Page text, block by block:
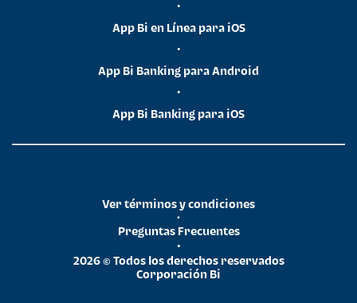
•
App Bi en Línea para iOS
•
App Bi Banking para Android
•
App Bi Banking para iOS
2026 © Todos los derechos reservados
Corporación Bi
•
Preguntas Frecuentes
•
Ver términos y condiciones